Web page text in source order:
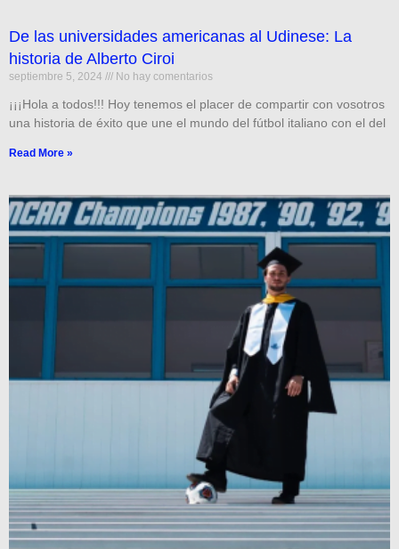
De las universidades americanas al Udinese: La
historia de Alberto Ciroi
septiembre 5, 2024 No hay comentarios
¡¡¡Hola a todos!!! Hoy tenemos el placer de compartir con vosotros
una historia de éxito que une el mundo del fútbol italiano con el del
Read More »